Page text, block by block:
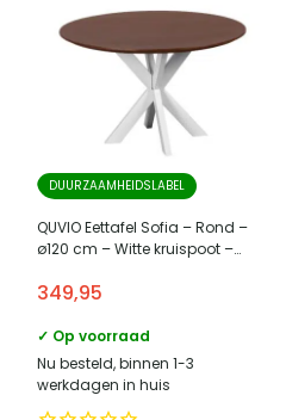
DUURZAAMHEIDSLABEL
QUVIO Eettafel Sofia – Rond –
ø120 cm – Witte kruispoot –
mangohout – Bruin
349,95
✓ Op voorraad
Nu besteld, binnen 1-3
werkdagen in huis